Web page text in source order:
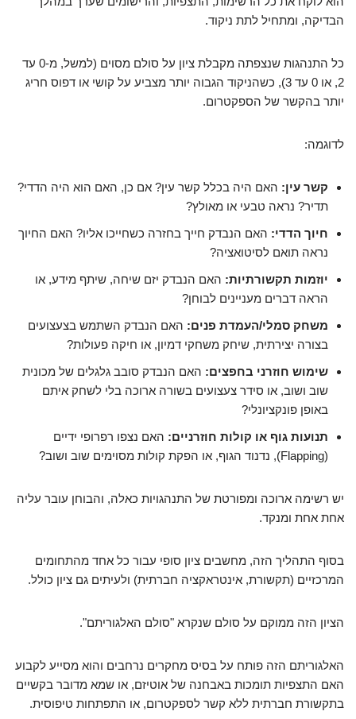
הבדיקה, ומתחיל לתת ניקוד.
כל התנהגות שנצפתה מקבלת ציון על סולם מסוים (למשל, מ-0 עד
2, או 0 עד 3), כשהניקוד הגבוה יותר מצביע על קושי או דפוס חריג
יותר בהקשר של הספקטרום.
לדוגמה:
קשר עין: האם היה בכלל קשר עין? אם כן, האם הוא היה הדדי?
תדיר? נראה טבעי או מאולץ?
חיוך הדדי: האם הנבדק חייך בחזרה כשחייכו אליו? האם החיוך
נראה תואם לסיטואציה?
יוזמות תקשורתיות: האם הנבדק יזם שיחה, שיתף מידע, או
הראה דברים מעניינים לבוחן?
משחק סמלי/העמדת פנים: האם הנבדק השתמש בצעצועים
בצורה יצירתית, שיחק משחקי דמיון, או חיקה פעולות?
שימוש חוזרני בחפצים: האם הנבדק סובב גלגלים של מכונית
שוב ושוב, או סידר צעצועים בשורה ארוכה בלי לשחק איתם
באופן פונקציונלי?
תנועות גוף או קולות חוזרניים: האם נצפו רפרופי ידיים
(Flapping), נדנוד הגוף, או הפקת קולות מסוימים שוב ושוב?
יש רשימה ארוכה ומפורטת של התנהגויות כאלה, והבוחן עובר עליה
אחת אחת ומנקד.
בסוף התהליך הזה, מחשבים ציון סופי עבור כל אחד מהתחומים
המרכזיים (תקשורת, אינטראקציה חברתית) ולעיתים גם ציון כולל.
הציון הזה ממוקם על סולם שנקרא "סולם האלגוריתם".
האלגוריתם הזה פותח על בסיס מחקרים נרחבים והוא מסייע לקבוע
האם התצפיות תומכות באבחנה של אוטיזם, או שמא מדובר בקשיים
בתקשורת חברתית ללא קשר לספקטרום, או התפתחות טיפוסית.